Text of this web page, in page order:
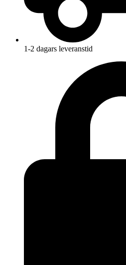
1-2 dagars leveranstid